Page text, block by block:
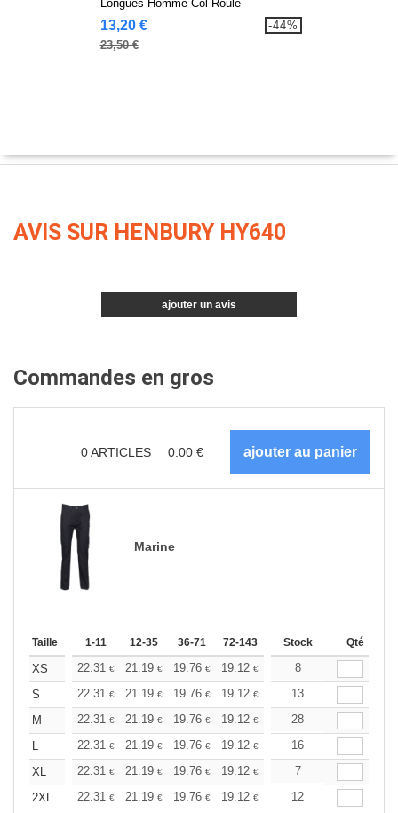
Longues Homme Col Roulé
13,20 €
23,50 €
-44%
AVIS SUR HENBURY HY640
ajouter un avis
Commandes en gros
0ARTICLES 0.00 €
Marine
Taille 1-11 12-35 36-71 72-143 144-287 288 +
Stock Qté
XS 22.31 € 21.19 € 19.76 € 19.12 € 18.17
8
S
22.31 € 21.19 € 19.76 € 19.12 € 18.17€
13
M
22.31 € 21.19 € 19.76 € 19.12 € 18.17€
28
L
22.31 € 21.19 € 19.76 € 19.12 € 18.17€
16
XL
22.31 € 21.19 € 19.76 € 19.12 € 18.17
7
2XL
22.31 € 21.19 € 19.76 € 19.12 € 18.17€
12